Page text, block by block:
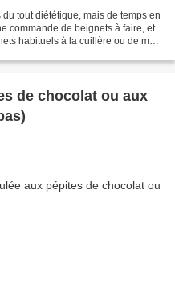
tout diététique, mais de temps en
commande de beignets à faire, et
habituels à la cuillère ou de mes
de chocolat ou aux